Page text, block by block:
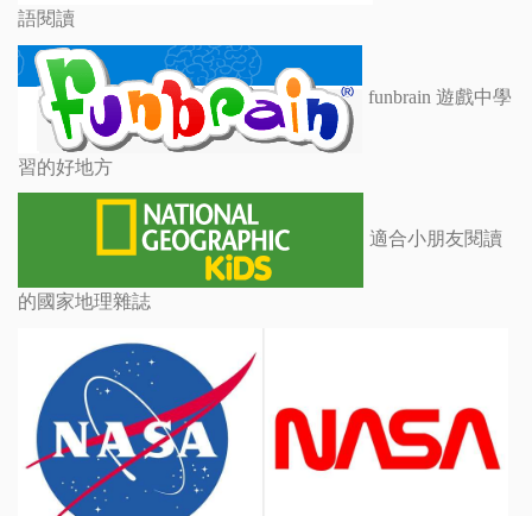
語閱讀
funbrain 遊戲中學
習的好地方
適合小朋友閱讀
的國家地理雜誌